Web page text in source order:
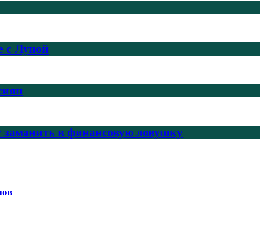
с Луной
заманить в финансовую ловушку